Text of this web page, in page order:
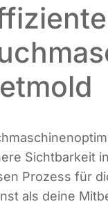
Sicht­bar­keit
Pro­zess für
als dei­ne